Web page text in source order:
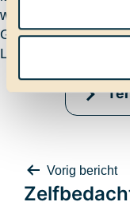
we al op de Azoren!
Groetjes de
Linde)
Vorig bericht